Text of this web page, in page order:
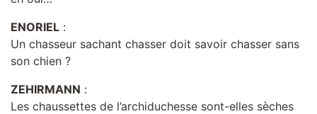
ENORIEL :
Un chasseur sachant chasser doit savoir chasser sans
son chien ?
ZEHIRMANN :
Les chaussettes de l’archiduchesse sont-elles sèches